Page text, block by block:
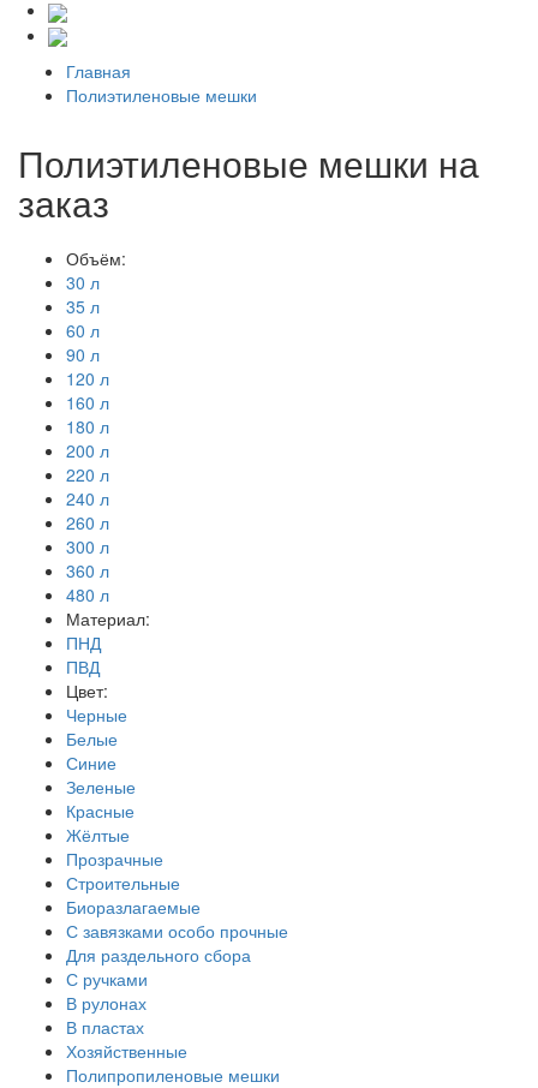
Главная
Полиэтиленовые мешки
Полиэтиленовые мешки на
заказ
Объём:
30 л
35 л
60 л
90 л
120 л
160 л
180 л
200 л
220 л
240 л
260 л
300 л
360 л
480 л
Материал:
ПНД
ПВД
Цвет:
Черные
Белые
Синие
Зеленые
Красные
Жёлтые
Прозрачные
Строительные
Биоразлагаемые
С завязками особо прочные
Для раздельного сбора
С ручками
В рулонах
В пластах
Хозяйственные
Полипропиленовые мешки